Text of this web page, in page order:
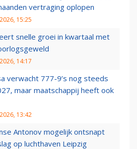
vertraging oplopen
15:25
snelle groei in kwartaal met
14:17
verwacht 777-9’s nog steeds
maar maatschappij heeft ook
13:42
Antonov mogelijk ontsnapt
op luchthaven Leipzig